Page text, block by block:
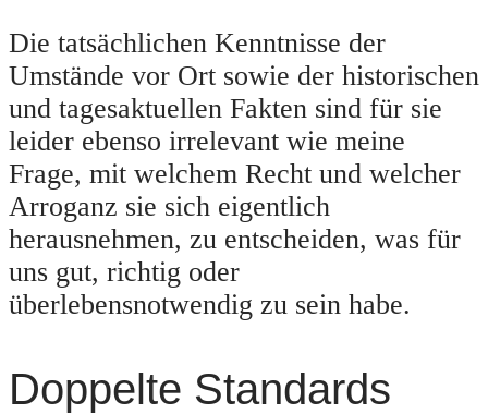
Die tatsächlichen Kenntnisse der
Umstände vor Ort sowie der historischen
und tagesaktuellen Fakten sind für sie
leider ebenso irrelevant wie meine
Frage, mit welchem Recht und welcher
Arroganz sie sich eigentlich
herausnehmen, zu entscheiden, was für
uns gut, richtig oder
überlebensnotwendig zu sein habe.
Doppelte Standards